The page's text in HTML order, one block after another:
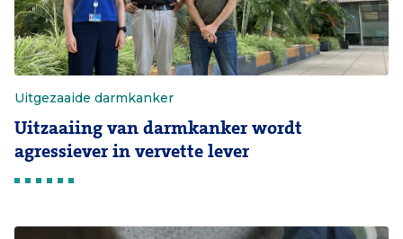
Uitgezaaide darmkanker
Uitzaaiing van darmkanker wordt
agressiever in vervette lever